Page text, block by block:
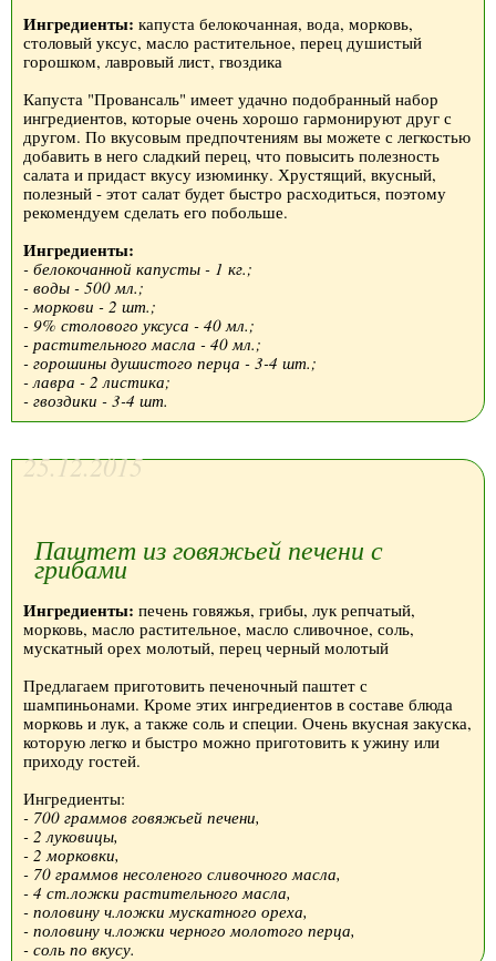
Ингредиенты: капуста белокочанная, вода, морковь,
столовый уксус, масло растительное, перец душистый
горошком, лавровый лист, гвоздика
Капуста "Провансаль" имеет удачно подобранный набор
ингредиентов, которые очень хорошо гармонируют друг с
другом. По вкусовым предпочтениям вы можете с легкостью
добавить в него сладкий перец, что повысить полезность
салата и придаст вкусу изюминку. Хрустящий, вкусный,
полезный - этот салат будет быстро расходиться, поэтому
рекомендуем сделать его побольше.
Ингредиенты:
- белокочанной капусты - 1 кг.;
- воды - 500 мл.;
- моркови - 2 шт.;
- 9% столового уксуса - 40 мл.;
- растительного масла - 40 мл.;
- горошины душистого перца - 3-4 шт.;
- лавра - 2 листика;
- гвоздики - 3-4 шт.
25.12.2015
Паштет из говяжьей печени с
грибами
Ингредиенты: печень говяжья, грибы, лук репчатый,
морковь, масло растительное, масло сливочное, соль,
мускатный орех молотый, перец черный молотый
Предлагаем приготовить печеночный паштет с
шампиньонами. Кроме этих ингредиентов в составе блюда
морковь и лук, а также соль и специи. Очень вкусная закуска,
которую легко и быстро можно приготовить к ужину или
приходу гостей.
Ингредиенты:
- 700 граммов говяжьей печени,
- 2 луковицы,
- 2 морковки,
- 70 граммов несоленого сливочного масла,
- 4 ст.ложки растительного масла,
- половину ч.ложки мускатного ореха,
- половину ч.ложки черного молотого перца,
- соль по вкусу.